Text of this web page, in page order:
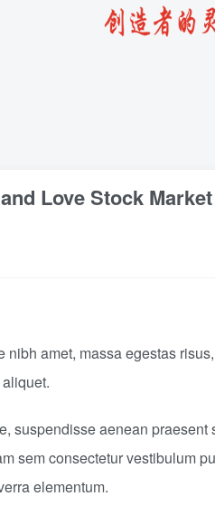
Love Stock Market
amet, massa egestas
suspendisse aenean
sem consectetur vestibulum
elementum.